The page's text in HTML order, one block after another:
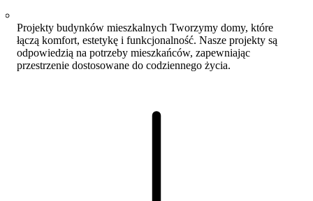
Projekty budynków mieszkalnych Tworzymy domy, które
łączą komfort, estetykę i funkcjonalność. Nasze projekty są
odpowiedzią na potrzeby mieszkańców, zapewniając
przestrzenie dostosowane do codziennego życia.